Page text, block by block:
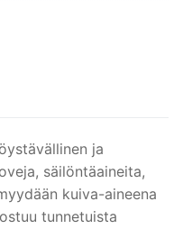
ja
säilöntäaineita,
kuiva-aineena
tunnetuista